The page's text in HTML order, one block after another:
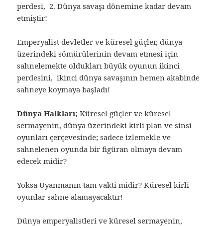
perdesi, 2. Dünya savaşı dönemine kadar devam
etmiştir!
Emperyalist devletler ve küresel güçler, dünya
üzerindeki sömürülerinin devam etmesi için
sahnelemekte oldukları büyük oyunun ikinci
perdesini, ikinci dünya savaşının hemen akabinde
sahneye koymaya başladı!
Dünya Halkları;Küresel güçler ve küresel
sermayenin, dünya üzerindeki kirli plan ve sinsi
oyunları çerçevesinde; sadece izlemekle ve
sahnelenen oyunda bir figüran olmaya devam
edecek midir?
Yoksa Uyanmanın tam vakti midir? Küresel kirli
oyunlar sahne alamayacaktır!
Dünya emperyalistleri ve küresel sermayenin,